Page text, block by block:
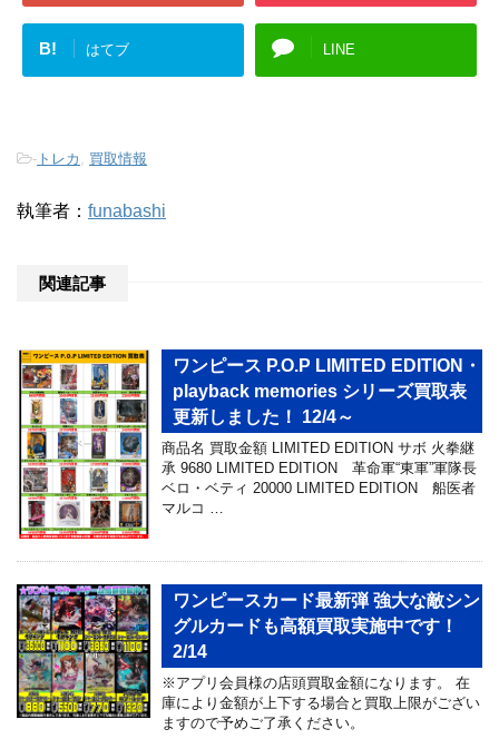
B! はてブ LINE
- トレカ 買取情報
執筆者： funabashi
関連記事
ワンピース P.O.P LIMITED EDITION・
playback memories シリーズ買取表
更新しました！ 12/4～
商品名 買取金額 LIMITED EDITION サボ 火拳継
承 9680 LIMITED EDITION 革命軍“東軍”軍隊長
ベロ・ベティ 20000 LIMITED EDITION 船医者
マルコ …
ワンピースカード最新弾 強大な敵シン
グルカードも高額買取実施中です！
2/14
※アプリ会員様の店頭買取金額になります。 在
庫により金額が上下する場合と買取上限がござい
ますので予めご了承ください。